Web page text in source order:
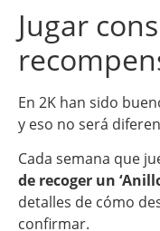
Jugar
En 2K han sido
y eso no será
Cada semana que
de recoger un
detalles de cómo
confirmar.